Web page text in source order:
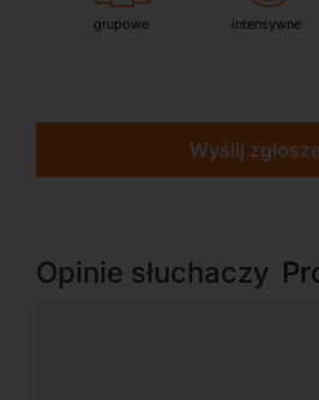
grupowe intensywne
Wyślij
Opinie słuchaczy